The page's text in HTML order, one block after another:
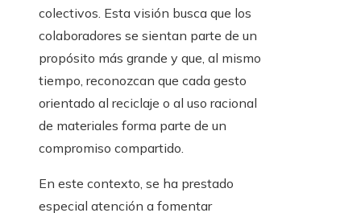
colectivos. Esta visión busca que los
colaboradores se sientan parte de un
propósito más grande y que, al mismo
tiempo, reconozcan que cada gesto
orientado al reciclaje o al uso racional
de materiales forma parte de un
compromiso compartido.
En este contexto, se ha prestado
especial atención a fomentar